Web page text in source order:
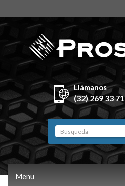
Llámanos
(32) 269 33 71
Menu